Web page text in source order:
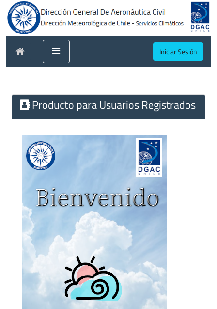
Iniciar Sesión
Producto para Usuarios Registrados